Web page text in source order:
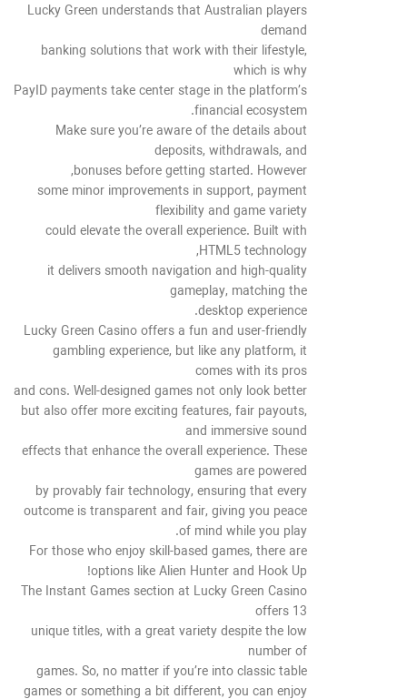
Lucky Green understands that Australian players
demand
banking solutions that work with their lifestyle,
which is why
PayID payments take center stage in the platform’s
financial ecosystem.
Make sure you’re aware of the details about
deposits, withdrawals, and
bonuses before getting started. However,
some minor improvements in support, payment
flexibility and game variety
could elevate the overall experience. Built with
HTML5 technology,
it delivers smooth navigation and high-quality
gameplay, matching the
desktop experience.
Lucky Green Casino offers a fun and user-friendly
gambling experience, but like any platform, it
comes with its pros
and cons. Well-designed games not only look better
but also offer more exciting features, fair payouts,
and immersive sound
effects that enhance the overall experience. These
games are powered
by provably fair technology, ensuring that every
outcome is transparent and fair, giving you peace
of mind while you play.
For those who enjoy skill-based games, there are
options like Alien Hunter and Hook Up!
The Instant Games section at Lucky Green Casino
offers 13
unique titles, with a great variety despite the low
number of
games. So, no matter if you’re into classic table
games or something a bit different, you can enjoy